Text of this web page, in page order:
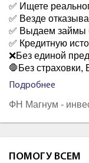
✅ Ищете
✅ Везде
✅ Выдаем займы
✅ Кредитную
❌Без единой
🛑Без
Подробнее
ФН Магнум -
ПОМОГУ ВСЕМ